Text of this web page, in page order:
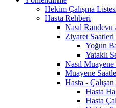
Hekim Çalışma
Hasta Rehberi
Nasıl Randevu
Ziyaret Saatleri
Yoğun
Yataklı
Nasıl
Muayene
Hasta -
Hasta
Hasta